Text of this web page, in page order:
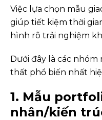
Việc lựa chọn mẫu
giúp tiết kiệm thời
hình rõ trải nghiệm
Dưới đây là các
thất phổ biến nhất
1. Mẫu
nhân/kiến